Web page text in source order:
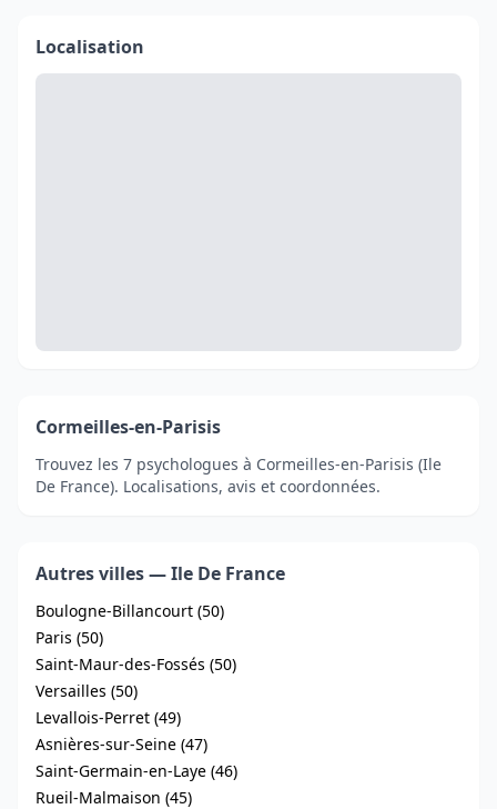
Localisation
Cormeilles-en-Parisis
Trouvez les 7 psychologues à Cormeilles-en-Parisis (Ile
De France). Localisations, avis et coordonnées.
Autres villes — Ile De France
Boulogne-Billancourt (50)
Paris (50)
Saint-Maur-des-Fossés (50)
Versailles (50)
Levallois-Perret (49)
Asnières-sur-Seine (47)
Saint-Germain-en-Laye (46)
Rueil-Malmaison (45)